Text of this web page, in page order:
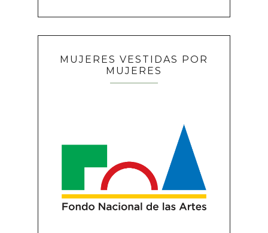
MUJERES VESTIDAS POR
MUJERES